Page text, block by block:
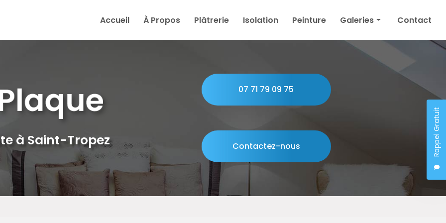
Rappel Gratuit
Accueil
À Propos Plâtrerie Isolation Peinture Galeries
Plâtrerie
Contact
à Saint-Tropez
07 71 79 09 75
Contactez-nous